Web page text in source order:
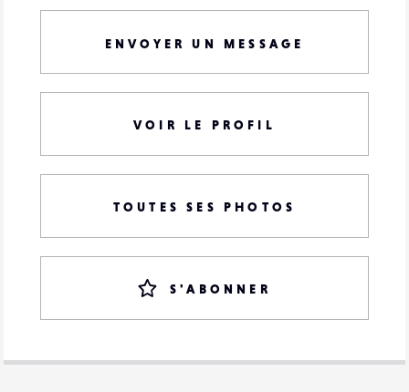
ENVOYER UN MESSAGE
VOIR LE PROFIL
TOUTES SES PHOTOS
S'ABONNER